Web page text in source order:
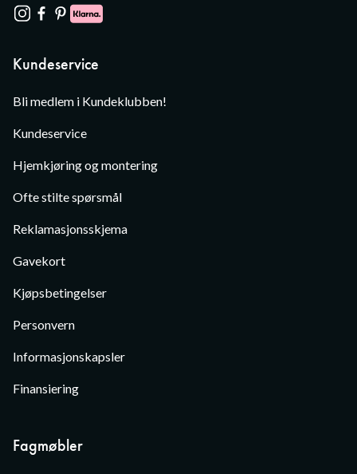
Kundeservice
Bli medlem i Kundeklubben!
Kundeservice
Hjemkjøring og montering
Ofte stilte spørsmål
Reklamasjonsskjema
Gavekort
Kjøpsbetingelser
Personvern
Informasjonskapsler
Finansiering
Fagmøbler